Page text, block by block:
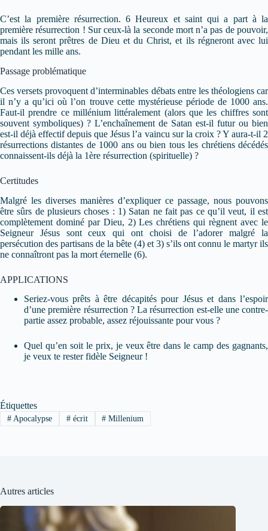
C’est la première résurrection. 6 Heureux et saint qui a part à la
première résurrection ! Sur ceux-là la seconde mort n’a pas de pouvoir,
mais ils seront prêtres de Dieu et du Christ, et ils régneront avec lui
pendant les mille ans.
Passage problématique
Ces versets provoquent d’interminables débats entre les théologiens car
il n’y a qu’ici où l’on trouve cette mystérieuse période de 1000 ans.
Faut-il prendre ce millénium littéralement (alors que les chiffres sont
souvent symboliques) ? L’enchaînement de Satan est-il futur ou bien
est-il déjà effectif depuis que Jésus l’a vaincu sur la croix ? Y aura-t-il 2
résurrections distantes de 1000 ans ou bien tous les chrétiens décédés
connaissent-ils déjà la 1ère résurrection (spirituelle) ?
Certitudes
Malgré les diverses manières d’expliquer ce passage, nous pouvons
être sûrs de plusieurs choses : 1) Satan ne fait pas ce qu’il veut, il est
complètement dominé par Dieu, 2) Les chrétiens qui règnent avec le
Seigneur Jésus sont ceux qui ont choisi de l’adorer malgré la
persécution des partisans de la bête (4) et 3) s’ils ont connu le martyr ils
ne connaîtront pas la mort éternelle (6).
APPLICATIONS
Seriez-vous prêts à être décapités pour Jésus et dans l’espoir
d’une première résurrection ? La résurrection est-elle une contre-
partie assez probable, assez réjouissante pour vous ?
Quel qu’en soit le prix, je veux être dans le camp des gagnants,
je veux te rester fidèle Seigneur !
Étiquettes
#Apocalypse #écrit # Millenium
Autres articles